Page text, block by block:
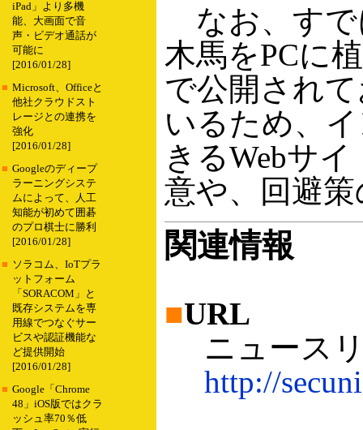
iPad」より多機
能、大画面で音
声・ビデオ通話が
可能に
[2016/01/28]
■ Microsoft、Officeと
他社クラウドスト
レージとの連携を
強化
[2016/01/28]
■ Googleのディープ
ラーニングシステ
ムによって、人工
知能が初めて囲碁
のプロ棋士に勝利
[2016/01/28]
■ ソラコム、IoTプラ
ットフォーム
「SORACOM」と
既存システムを専
用線でつなぐサー
ビスや認証機能な
ど提供開始
[2016/01/28]
■ Google「Chrome
48」iOS版ではクラ
ッシュ率70％低
なお、すで
木馬をPCに
で公開され
いるため、
きるWebサ
意や、回避
関連情報
■URL
ニュースリ
http://